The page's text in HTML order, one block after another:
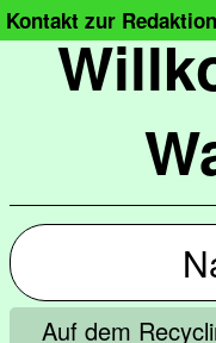
Kontakt zur
Auf dem